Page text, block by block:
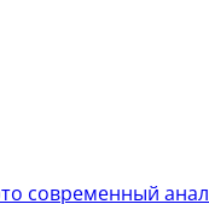
с ними
современный